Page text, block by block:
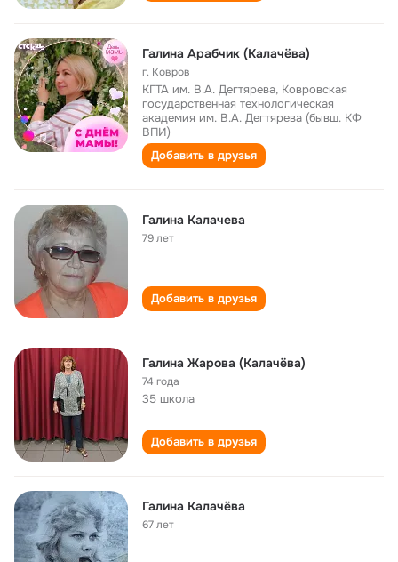
Галина Арабчик (Калачёва)
г. Ковров
КГТА им. В.А. Дегтярева, Ковровская
государственная технологическая
академия им. В.А. Дегтярева (бывш. КФ
ВПИ)
Добавить в друзья
Галина Калачева
79 лет
Добавить в друзья
Галина Жарова (Калачёва)
74 года
35 школа
Добавить в друзья
Галина Калачёва
67 лет